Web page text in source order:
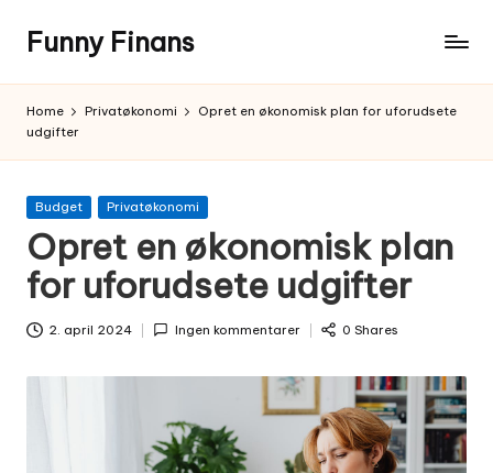
Funny Finans
Home Privatøkonomi
Opret en økonomisk plan for uforudsete
udgifter
Posted
Budget Privatøkonomi
Opret en økonomisk plan
for uforudsete udgifter
2. april 2024 Ingen kommentarer 0 Shares